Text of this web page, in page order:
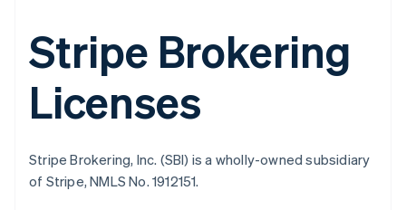
Stripe Brokering
Licenses
Stripe Brokering, Inc. (SBI) is a wholly-owned subsidiary
of Stripe, NMLS No. 1912151.
Finland
English Svenska
Frankrijk
FrançaisEnglish
Gibraltar
Griekenland
English